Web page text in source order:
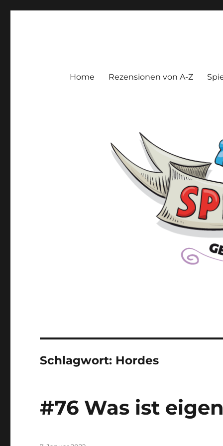
Home Rezensionen von A-Z
Schlagwort: Hordes
#76 Was ist